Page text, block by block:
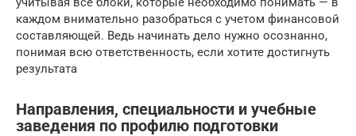
каждом внимательно разобраться с учетом финансовой
составляющей. Ведь начинать дело нужно осознанно,
понимая всю ответственность, если хотите достигнуть
результата
Направления, специальности и учебные
заведения по профилю подготовки